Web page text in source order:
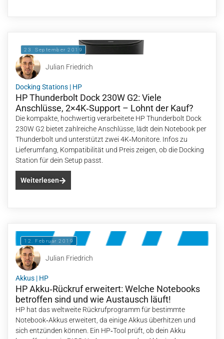
23. September 2019
Julian Friedrich
Docking Stations | HP
HP Thunderbolt Dock 230W G2: Viele
Anschlüsse, 2×4K‑Support – Lohnt der Kauf?
Die kompakte, hochwertig verarbeitete HP Thunderbolt Dock
230W G2 bietet zahlreiche Anschlüsse, lädt dein Notebook per
Thunderbolt und unterstützt zwei 4K‑Monitore. Infos zu
Lieferumfang, Kompatibilität und Preis zeigen, ob die Docking
Station für dein Setup passt.
Weiterlesen
12. Februar 2019
Julian Friedrich
Akkus | HP
HP Akku‑Rückruf erweitert: Welche Notebooks
betroffen sind und wie Austausch läuft!
HP hat das weltweite Rückrufprogramm für bestimmte
Notebook‑Akkus erweitert, da einige Akkus überhitzen und
sich entzünden können. Ein HP‑Tool prüft, ob dein Akku